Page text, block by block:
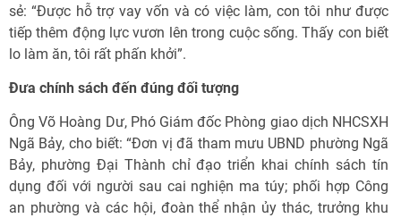
sẻ: “Được hỗ trợ vay vốn và có việc làm, con tôi như được
tiếp thêm động lực vươn lên trong cuộc sống. Thấy con biết
lo làm ăn, tôi rất phấn khởi”.
Đưa chính sách đến đúng đối tượng
Ông Võ Hoàng Dư, Phó Giám đốc Phòng giao dịch NHCSXH
Ngã Bảy, cho biết: “Đơn vị đã tham mưu UBND phường Ngã
Bảy, phường Đại Thành chỉ đạo triển khai chính sách tín
dụng đối với người sau cai nghiện ma túy; phối hợp Công
an phường và các hội, đoàn thể nhận ủy thác, trưởng khu